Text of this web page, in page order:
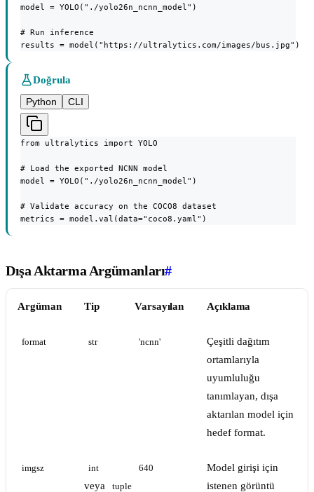
model = YOLO("./yolo26n_ncnn_model")
# Run inference
results = model("https://ultralytics.com/images/bus.jpg")
Doğrula
Python
CLI
from ultralytics import YOLO
# Load the exported NCNN model
model = YOLO("./yolo26n_ncnn_model")
# Validate accuracy on the COCO8 dataset
metrics = model.val(data="coco8.yaml")
Dışa Aktarma Argümanları#
Argüman Tip Varsayılan Açıklama
format str 'ncnn'
Çeşitli dağıtım
ortamlarıyla
uyumluluğu
tanımlayan, dışa
aktarılan model için
hedef format.
imgsz int
veya tuple
640
Model girişi için
istenen görüntü